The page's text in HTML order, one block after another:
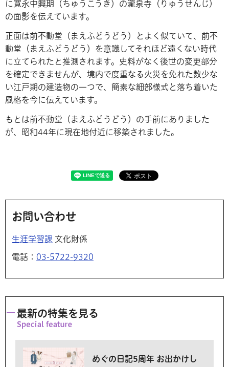
に寛永中興期（ちゅうこうき）の瀧泉寺（りゅうせんじ）
の面影を伝えています。
正面は前不動堂（まえふどうどう）とよく似ていて、前不
動堂（まえふどうどう）を意識してそれほど遠くない時代
に立てられたと推測されます。史料がなく後世の変更部分
を確定できませんが、境内で度重なる火災を免れた数少な
い江戸期の建造物の一つで、簡素な細部様式と落ち着いた
風格を今に伝えています。
もとは前不動堂（まえふどうどう）の手前にありました
が、昭和44年に現在地付近に移築されました。
お問い合わせ
生涯学習課 文化財係
電話： 03-5722-9320
最新の特集を見る
めぐの日記5周年 お出かけし